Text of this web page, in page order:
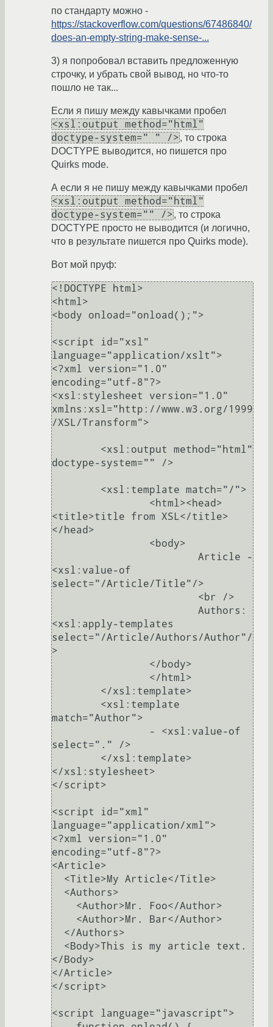
по стандарту можно -
https://stackoverflow.com/questions/67486840/
does-an-empty-string-make-sense-...
3) я попробовал вставить предложенную
строчку, и убрать свой вывод, но что-то
пошло не так...
Если я пишу между кавычками пробел
<xsl:output method="html"
doctype-system=" " />, то строка
DOCTYPE выводится, но пишется про
Quirks mode.
А если я не пишу между кавычками пробел
<xsl:output method="html"
doctype-system="" />, то строка
DOCTYPE просто не выводится (и логично,
что в результате пишется про Quirks mode).
Вот мой пруф:
<!DOCTYPE html>
<html>
<body onload="onload();">
<script id="xsl"
language="application/xslt">
<?xml version="1.0"
encoding="utf-8"?>
<xsl:stylesheet version="1.0"
xmlns:xsl="http://www.w3.org/1999
/XSL/Transform">
doctype-system="" />
<title>title from XSL</title>
</head>
<xsl:value-of
select="/Article/Title"/>
<xsl:apply-templates
select="/Article/Authors/Author"/
>
match="Author">
select="." />
</xsl:stylesheet>
</script>
<script id="xml"
language="application/xml">
<?xml version="1.0"
encoding="utf-8"?>
<Article>
</Body>
</Article>
</script>
<script language="javascript">